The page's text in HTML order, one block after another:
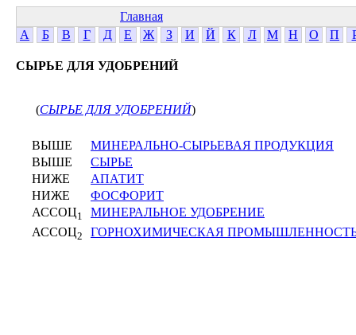
Главная
А
Б В Г Д Е Ж З И Й К Л М Н О П
СЫРЬЕ ДЛЯ УДОБРЕНИЙ
(СЫРЬЕ ДЛЯ УДОБРЕНИЙ)
ВЫШЕ
МИНЕРАЛЬНО-СЫРЬЕВАЯ ПРОДУКЦИЯ
ВЫШЕ
СЫРЬЕ
НИЖЕ
АПАТИТ
НИЖЕ
ФОСФОРИТ
АССОЦ1
МИНЕРАЛЬНОЕ УДОБРЕНИЕ
АССОЦ2 ГОРНОХИМИЧЕСКАЯ